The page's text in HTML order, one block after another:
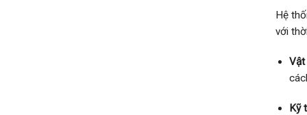
Hệ
với
Vật
Kỹ